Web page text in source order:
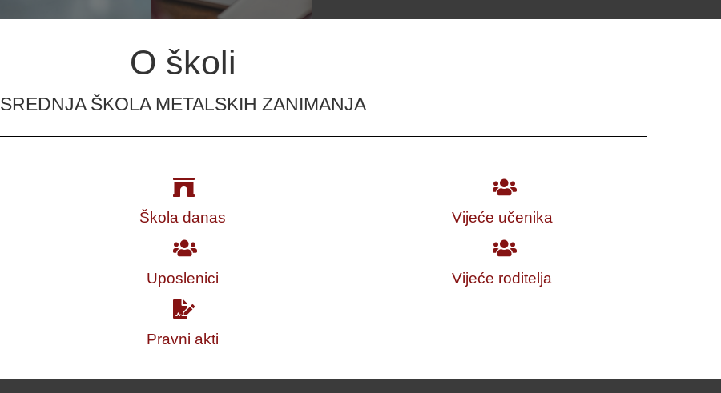
O školi
SREDNJA ŠKOLA METALSKIH ZANIMANJA
Škola danas
Uposlenici
Pravni akti
Vijeće učenika
Vijeće roditelja